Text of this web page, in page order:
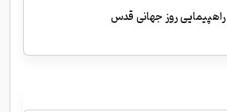
راهپیمایی روز جهانی قدس